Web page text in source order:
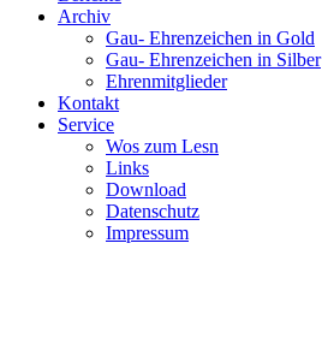
Archiv
Gau- Ehrenzeichen in Gold
Gau- Ehrenzeichen in Silber
Ehrenmitglieder
Kontakt
Service
Wos zum Lesn
Links
Download
Datenschutz
Impressum